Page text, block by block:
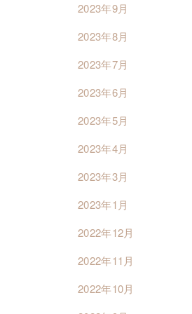
2023年9月
2023年8月
2023年7月
2023年6月
2023年5月
2023年4月
2023年3月
2023年1月
2022年12月
2022年11月
2022年10月